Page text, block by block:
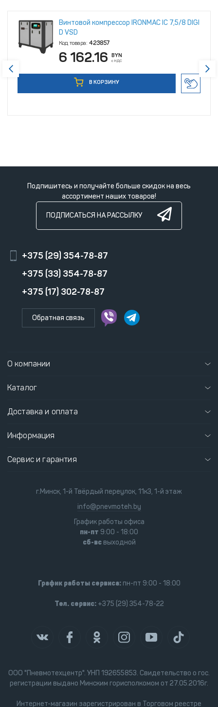
Винтовой компрессор IRONMAC IC 7,5/8 DIGI
D VSD
Код товара: 423857
6 162.16 BYN
с НДС
В КОРЗИНУ
Подпишитесь и получайте больше скидок на весь
ассортимент наших товаров!
ПОДПИСАТЬСЯ НА РАССЫЛКУ
+375 (29) 354-78-87
+375 (33) 354-78-87
+375 (17) 302-78-87
Обратная связь
О компании
Каталог
Доставка и оплата
Информация
Сервис и гарантия
ООО "Пневмотехцентр". УНП 192655853. Свидетельство о гос.
регистрации выдано Минским горисполкомом от 27.05.2016г.
Интернет-магазин зарегистрирован в Торговом реестре
г.Минск, 1-й Твёрдый переулок, 11к3, 1-й этаж
info@pnevmoteh.by
График работы офиса
пн-пт 9:00 - 18:00
сб-всвыходной
График работы сервиса:пн-пт 9:00 - 18:00
Тел. сервис:+375 (29) 354-78-22